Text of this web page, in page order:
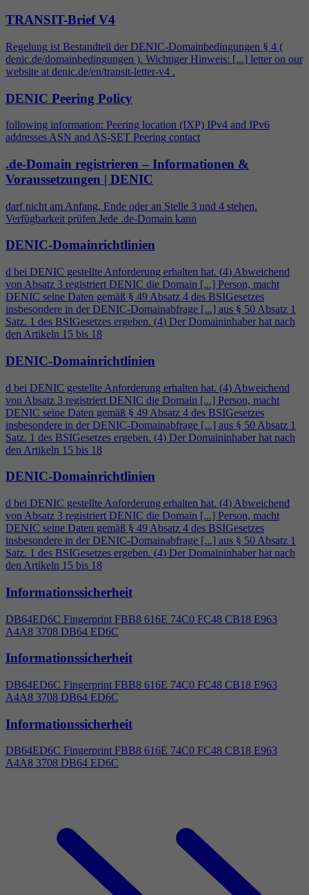
TRANSIT-Brief V4
Regelung ist Bestandteil der DENIC-Domainbedingungen § 4 (
denic.de/domainbedingungen ). Wichtiger Hinweis: [...] letter on our
website at denic.de/en/transit-letter-v4 .
DENIC Peering Policy
following information: Peering location (IXP) IPv4 and IPv6
addresses ASN and AS-SET Peering contact
.de-Domain registrieren – Informationen &
Voraussetzungen | DENIC
darf nicht am Anfang, Ende oder an Stelle 3 und 4 stehen.
Verfügbarkeit prüfen Jede .de-Domain kann
DENIC-Domainrichtlinien
d bei DENIC gestellte Anforderung erhalten hat. (4) Abweichend
von Absatz 3 registriert DENIC die Domain [...] Person, macht
DENIC seine Daten gemäß § 49 Absatz 4 des BSIGesetzes
insbesondere in der DENIC-Domainabfrage [...] aus § 50 Absatz 1
Satz. 1 des BSIGesetzes ergeben. (4) Der Domaininhaber hat nach
den Artikeln 15 bis 18
DENIC-Domainrichtlinien
d bei DENIC gestellte Anforderung erhalten hat. (4) Abweichend
von Absatz 3 registriert DENIC die Domain [...] Person, macht
DENIC seine Daten gemäß § 49 Absatz 4 des BSIGesetzes
insbesondere in der DENIC-Domainabfrage [...] aus § 50 Absatz 1
Satz. 1 des BSIGesetzes ergeben. (4) Der Domaininhaber hat nach
den Artikeln 15 bis 18
DENIC-Domainrichtlinien
d bei DENIC gestellte Anforderung erhalten hat. (4) Abweichend
von Absatz 3 registriert DENIC die Domain [...] Person, macht
DENIC seine Daten gemäß § 49 Absatz 4 des BSIGesetzes
insbesondere in der DENIC-Domainabfrage [...] aus § 50 Absatz 1
Satz. 1 des BSIGesetzes ergeben. (4) Der Domaininhaber hat nach
den Artikeln 15 bis 18
Informationssicherheit
DB64ED6C Fingerprint FBB8 616E 74C0 FC48 CB18 E963
A4A8 3708 DB64 ED6C
Informationssicherheit
DB64ED6C Fingerprint FBB8 616E 74C0 FC48 CB18 E963
A4A8 3708 DB64 ED6C
Informationssicherheit
DB64ED6C Fingerprint FBB8 616E 74C0 FC48 CB18 E963
A4A8 3708 DB64 ED6C